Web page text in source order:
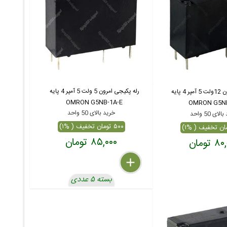
رله پکیجی امرون 12ولت 5 آمپر 4 پایه
OMRON
50 واحد
رله پکیجی امرون 5 ولت 5 آمپر 4 پایه
OMRON G5NB-1A-E
خرید بالای 50 واحد
۵۰۰ تومان تخفیف ( %۱)
۸۵,۰۰۰ تومان
delete
remove
add
بسته ۵ عددی